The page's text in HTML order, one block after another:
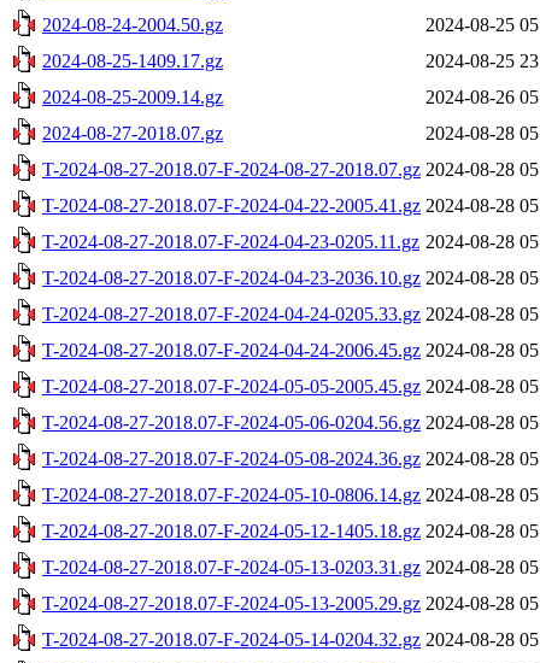
2024-08-24-2004.50.gz
2024-08-25
2024-08-25-1409.17.gz
2024-08-25
2024-08-25-2009.14.gz
2024-08-26
2024-08-27-2018.07.gz
2024-08-28
T-2024-08-27-2018.07-F-2024-08-27-2018.07.gz 2024-08-28
T-2024-08-27-2018.07-F-2024-04-22-2005.41.gz 2024-08-28
T-2024-08-27-2018.07-F-2024-04-23-0205.11.gz 2024-08-28
T-2024-08-27-2018.07-F-2024-04-23-2036.10.gz 2024-08-28
T-2024-08-27-2018.07-F-2024-04-24-0205.33.gz 2024-08-28
T-2024-08-27-2018.07-F-2024-04-24-2006.45.gz 2024-08-28
T-2024-08-27-2018.07-F-2024-05-05-2005.45.gz 2024-08-28
T-2024-08-27-2018.07-F-2024-05-06-0204.56.gz 2024-08-28
T-2024-08-27-2018.07-F-2024-05-08-2024.36.gz 2024-08-28
T-2024-08-27-2018.07-F-2024-05-10-0806.14.gz 2024-08-28
T-2024-08-27-2018.07-F-2024-05-12-1405.18.gz 2024-08-28
T-2024-08-27-2018.07-F-2024-05-13-0203.31.gz 2024-08-28
T-2024-08-27-2018.07-F-2024-05-13-2005.29.gz 2024-08-28
T-2024-08-27-2018.07-F-2024-05-14-0204.32.gz 2024-08-28